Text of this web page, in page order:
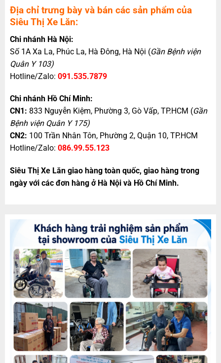
Địa chỉ trưng bày và bán các sản phẩm của
Siêu Thị Xe Lăn:
Chi nhánh Hà Nội:
Số 1A Xa La, Phúc La, Hà Đông, Hà Nội (Gần Bệnh viện
Quân Y 103)
Hotline/Zalo: 091.535.7879
Chi nhánh Hồ Chí Minh:
CN1: 833 Nguyễn Kiệm, Phường 3, Gò Vấp, TP.HCM (Gần
Bệnh viện Quân Y 175)
CN2: 100 Trần Nhân Tôn, Phường 2, Quận 10, TP.HCM
Hotline/Zalo: 086.99.55.123
Siêu Thị Xe Lăn giao hàng toàn quốc, giao hàng trong
ngày với các đơn hàng ở Hà Nội và Hồ Chí Minh.